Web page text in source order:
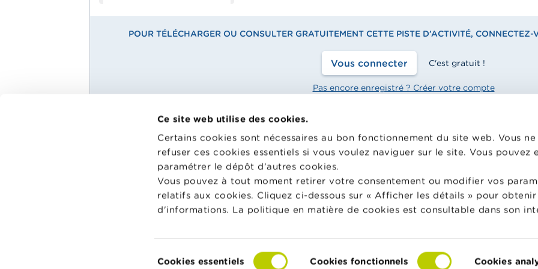
Ce site web utilise des cookies.
Certains cookies sont nécessaires au bon fonctionnement du site web. Vous
refuser ces cookies essentiels si vous voulez naviguer sur le site. Vous pouvez
paramétrer le dépôt d’autres cookies.
Vous pouvez à tout moment retirer votre consentement ou modifier vos
relatifs aux cookies. Cliquez ci-dessous sur « Afficher les détails » pour
d'informations. La politique en matière de cookies est consultable dans son
Cookies essentiels Cookies fonctionnels Cookies
POUR TÉLÉCHARGER OU CONSULTER GRATUITEMENT CETTE PISTE D’ACTIVITÉ,
Vous connecter C'est gratuit !
Pas encore enregistré ? Créer votre compte
Matériel pédagogique
Wikifin School met gratuitement à
disposition des enseignants du matériel
pédagogique varié et des formations pour
les aider à faire de l’éducation financière
et à la consommation responsable en
classe.
Wikifin.be est un site internet
Il met gratuitement à votre
une information
pratique. Il est sans aucun lien